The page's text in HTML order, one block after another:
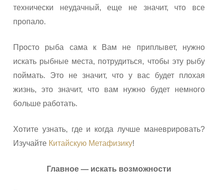
технически неудачный, еще не значит, что все
пропало.
Просто рыба сама к Вам не приплывет, нужно
искать рыбные места, потрудиться, чтобы эту рыбу
поймать. Это не значит, что у вас будет плохая
жизнь, это значит, что вам нужно будет немного
больше работать.
Хотите узнать, где и когда лучше маневрировать?
Изучайте Китайскую Метафизику!
Главное — искать возможности